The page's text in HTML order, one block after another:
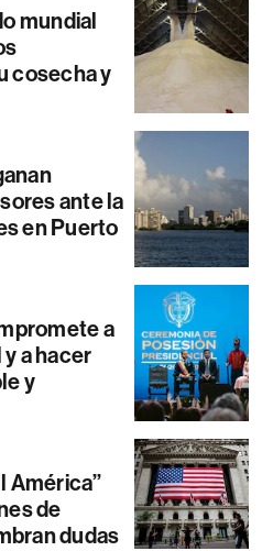
mundial
cosecha y
ante la
en Puerto
a
a hacer
y
América”
de
dudas